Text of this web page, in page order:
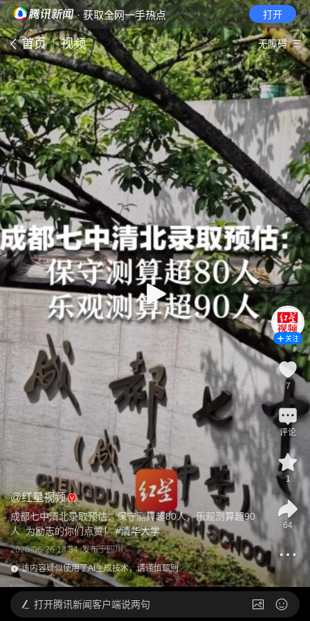
· 获取全网一手热点 打开
首页 视频 无障碍
@红星视频
成都七中清北录取预估：保守测算超80人，乐观测算超90
人  为励志的你们点赞！ #清华大学
2026-06-26 13:34 发布于四川
该内容疑似使用了AI生成技术，请谨慎甄别
关注
7
评论
1
64
打开腾讯新闻客户端说两句